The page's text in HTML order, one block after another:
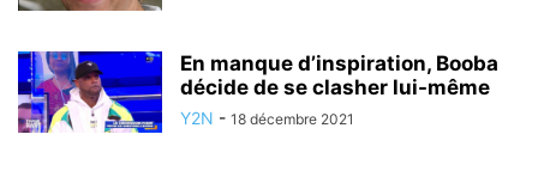
En manque d’inspiration, Booba
décide de se clasher lui-même
Y2N - 18 décembre 2021